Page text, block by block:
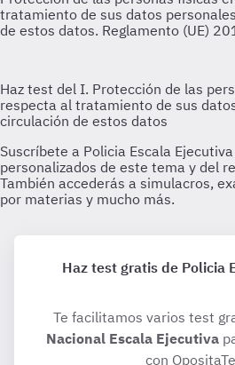
Haz test gratis de Policia
Te facilitamos varios test
Nacional Escala Ejecutiva
con